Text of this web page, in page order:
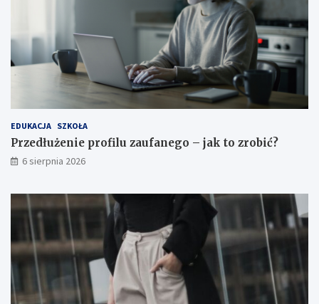
EDUKACJA SZKOŁA
Przedłużenie profilu zaufanego – jak to zrobić?
6 sierpnia 2026